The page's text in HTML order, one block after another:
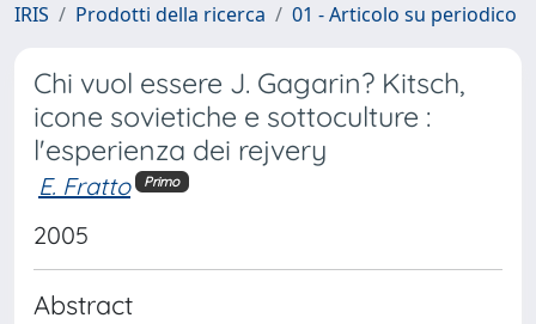
IRIS Prodotti della ricerca 01 - Articolo su periodico
Chi vuol essere J. Gagarin? Kitsch,
icone sovietiche e sottoculture :
l'esperienza dei rejvery
E. Fratto Primo
2005
Abstract